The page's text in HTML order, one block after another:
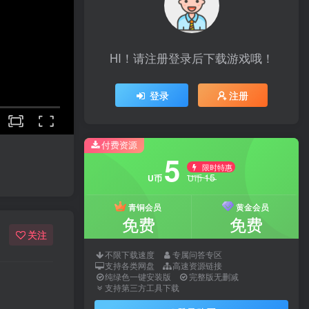
关注
HI！请注册登录后下载游戏哦！
登录 注册
付费资源
U币 5 限时特惠
U币15
青铜会员
免费
黄金会员
免费
不限下载速度
专属问答专区
支持各类网盘
高速资源链接
纯绿色一键安装版
完整版无删减
支持第三方工具下载